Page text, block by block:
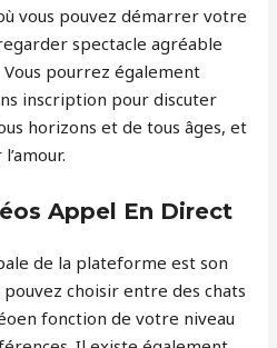
vous pouvez démarrer votre
spectacle agréable
pourrez également
inscription pour discuter
horizons et de tous âges, et
Appel En Direct
de la plateforme est son
choisir entre des chats
fonction de votre niveau